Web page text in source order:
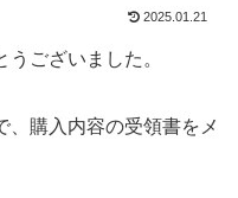
2025.01.21
ございました。
、購入内容の受領書をメ